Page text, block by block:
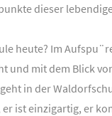
dieser
heute? Im
und mit dem Blick
in der
ist einzigartig, er